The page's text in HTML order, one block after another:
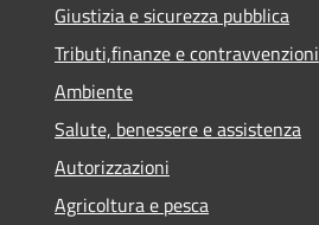
Giustizia e sicurezza pubblica
Tributi,finanze e contravvenzioni
Ambiente
Salute, benessere e assistenza
Autorizzazioni
Agricoltura e pesca